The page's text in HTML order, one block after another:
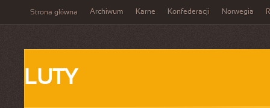
Strona główna Archiwum Karne Konfederacji Norwegia
LUTY